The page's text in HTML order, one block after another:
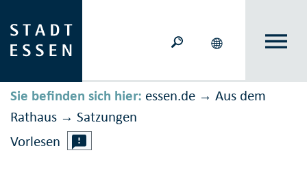
Sie befinden sich hier: essen.de → Aus dem
Rathaus → Satzungen
Vorlesen